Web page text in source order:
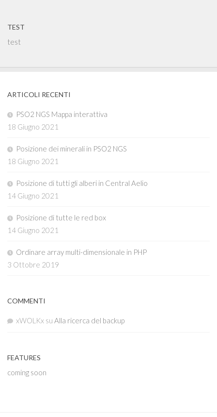
TEST
test
ARTICOLI RECENTI
PSO2 NGS Mappa interattiva
18 Giugno 2021
Posizione dei minerali in PSO2 NGS
18 Giugno 2021
Posizione di tutti gli alberi in Central Aelio
14 Giugno 2021
Posizione di tutte le red box
14 Giugno 2021
Ordinare array multi-dimensionale in PHP
3 Ottobre 2019
COMMENTI
xWOLKx su Alla ricerca del backup
FEATURES
coming soon